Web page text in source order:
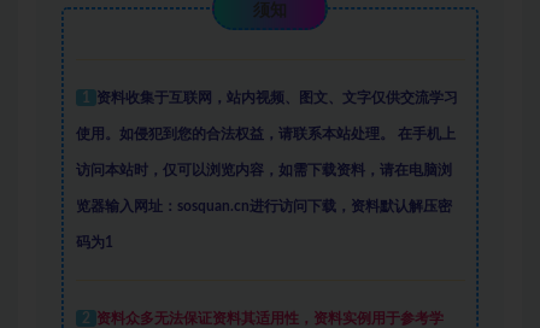
须知
1 资料收集于互联网 ， 站内视频、图文、文字仅供交流学习
使用。如侵犯到您的合法权益，请联系本站处理。 在手机上
访问本站时，仅可以浏览内容，如需下载资料，请在电脑浏
览器输入网址：sosquan.cn进行访问下载， 资料默认解压密
码为1
2 资料众多无法保证资料其适用性，资料实例 用于参考学